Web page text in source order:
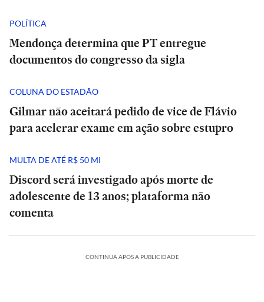
POLÍTICA
Mendonça determina que PT entregue
documentos do congresso da sigla
COLUNA DO ESTADÃO
Gilmar não aceitará pedido de vice de Flávio
para acelerar exame em ação sobre estupro
MULTA DE ATÉ R$ 50 MI
Discord será investigado após morte de
adolescente de 13 anos; plataforma não
comenta
CONTINUA APÓS A PUBLICIDADE